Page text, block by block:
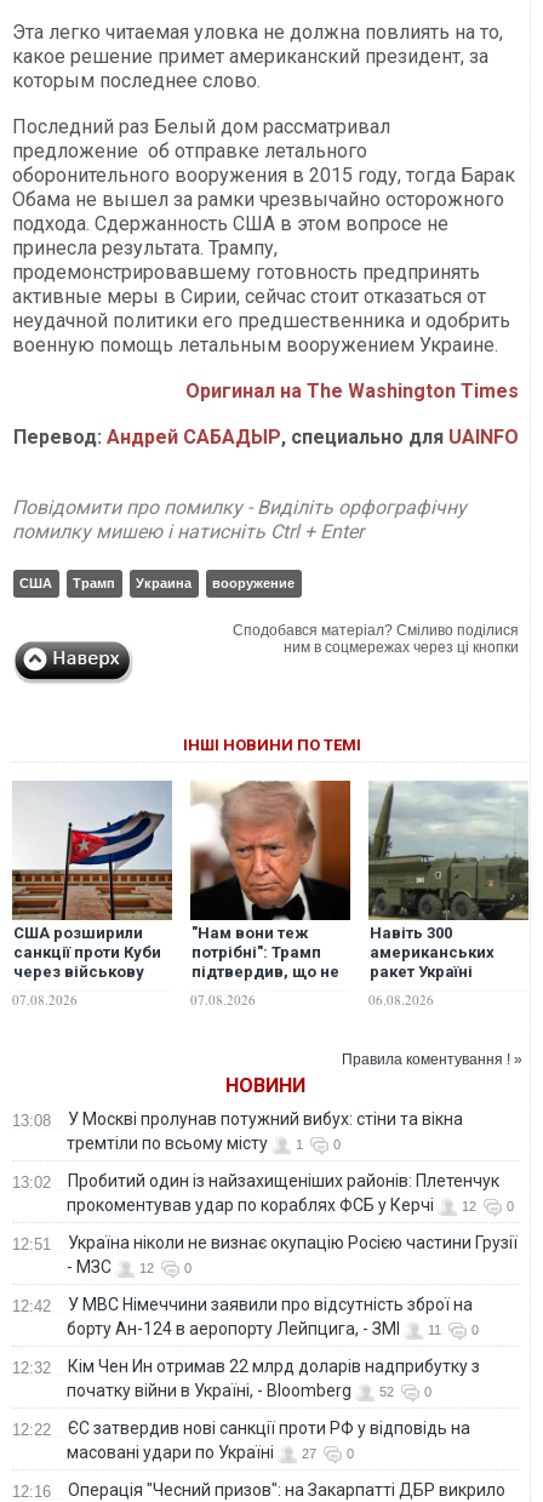
Эта легко читаемая уловка не должна повлиять на то,
какое решение примет американский президент, за
которым последнее слово.
Последний раз Белый дом рассматривал
предложение об отправке летального
оборонительного вооружения в 2015 году, тогда Барак
Обама не вышел за рамки чрезвычайно осторожного
подхода. Сдержанность США в этом вопросе не
принесла результата. Трампу,
продемонстрировавшему готовность предпринять
активные меры в Сирии, сейчас стоит отказаться от
неудачной политики его предшественника и одобрить
военную помощь летальным вооружением Украине.
Оригинал на The Washington Times
Перевод:Андрей САБАДЫР, специально для UAINFO
Повідомити про помилку - Виділіть орфографічну
помилку мишею і натисніть Ctrl + Enter
США Трамп Украина вооружение
Сподобався матеріал? Сміливо поділися
ним в соцмережах через ці кнопки
ІНШІ НОВИНИ ПО ТЕМІ
США розширили
санкції проти Куби
через військову
Росією та Китаєм
07.08.2026
"Нам вони теж
потрібні": Трамп
підтвердив, що не
перехоплювачі до
07.08.2026
Навіть 300
американських
ракет Україні
2,5-3 місяці
обстрілів - експерт
06.08.2026
Правила коментування ! »
НОВИНИ
13:08
У Москві пролунав потужний вибух: стіни та вікна
тремтіли по всьому місту
1 0
13:02
Пробитий один із найзахищеніших районів: Плетенчук
прокоментував удар по кораблях ФСБ у Керчі
12 0
12:51
Україна ніколи не визнає окупацію Росією частини Грузії
- МЗС
12 0
12:42
У МВС Німеччини заявили про відсутність зброї на
борту Ан-124 в аеропорту Лейпцига, - ЗМІ
11 0
12:32
Кім Чен Ин отримав 22 млрд доларів надприбутку з
початку війни в Україні, - Bloomberg
52 0
12:22
ЄС затвердив нові санкції проти РФ у відповідь на
масовані удари по Україні
27 0
12:16
Операція "Чесний призов": на Закарпатті ДБР викрило